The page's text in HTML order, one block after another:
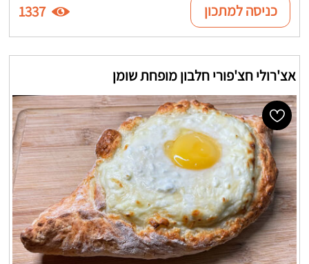
כניסה למתכון 1337
אצ'רולי חצ'פורי חלבון מופחת שומן